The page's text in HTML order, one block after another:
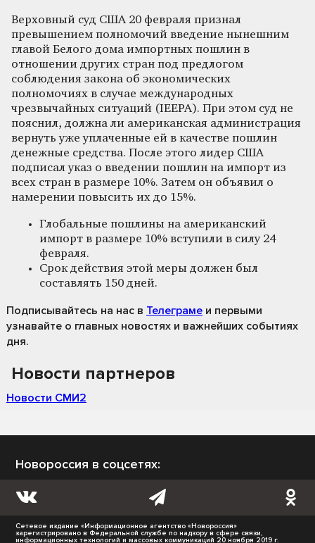
Верховный суд США 20 февраля признал
превышением полномочий введение нынешним
главой Белого дома импортных пошлин в
отношении других стран под предлогом
соблюдения закона об экономических
полномочиях в случае международных
чрезвычайных ситуаций (IEEPA). При этом суд не
пояснил, должна ли американская администрация
вернуть уже уплаченные ей в качестве пошлин
денежные средства. После этого лидер США
подписал указ о введении пошлин на импорт из
всех стран в размере 10%. Затем он объявил о
намерении повысить их до 15%.
Глобальные пошлины на американский
импорт в размере 10% вступили в силу 24
февраля.
Срок действия этой меры должен был
составлять 150 дней.
Подписывайтесь на нас в Телеграме и первыми
узнавайте о главных новостях и важнейших событиях
дня.
Новости партнеров
Новости СМИ2
Новороссия в соцсетях:
Сетевое издание «Информационное агентство «Новороссия»
зарегистрировано в Федеральной службе по надзору в сфере связи,
информационных технологий и массовых коммуникаций 20 ноября 2019 г.